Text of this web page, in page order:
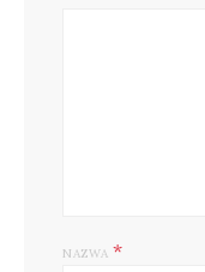
NAZWA *